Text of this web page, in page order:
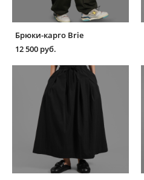
Брюки-карго Brie
12 500 pуб.